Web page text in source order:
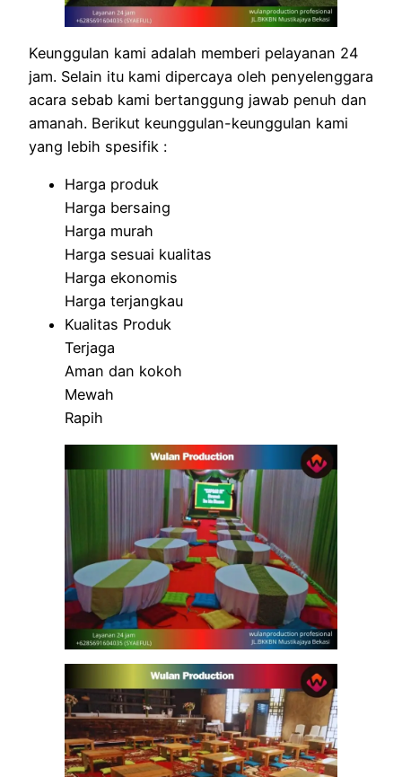
Keunggulan kami adalah memberi pelayanan 24
jam. Selain itu kami dipercaya oleh penyelenggara
acara sebab kami bertanggung jawab penuh dan
amanah. Berikut keunggulan-keunggulan kami
yang lebih spesifik :
Harga produk
Harga bersaing
Harga murah
Harga sesuai kualitas
Harga ekonomis
Harga terjangkau
Kualitas Produk
Terjaga
Aman dan kokoh
Mewah
Rapih